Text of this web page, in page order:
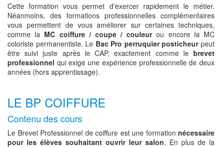
Cette formation vous permet d'exercer rapidement le métier.
Néanmoins, des formations professionnelles complémentaires
vous permettent de vous améliorer sur certaines techniques,
comme la MC coiffure / coupe / couleurou encore la MC
coloriste permanentiste. Le Bac Pro perruquier posticheurpeut
être suivi juste après le CAP, exactement comme le brevet
professionnel qui exige une expérience professionnelle de deux
années (hors apprentissage).
LE BP COIFFURE
Contenu des cours
Le Brevet Professionnel de coiffure est une formation nécessaire
pour les élèves souhaitant ouvrir leur salon. En plus de la